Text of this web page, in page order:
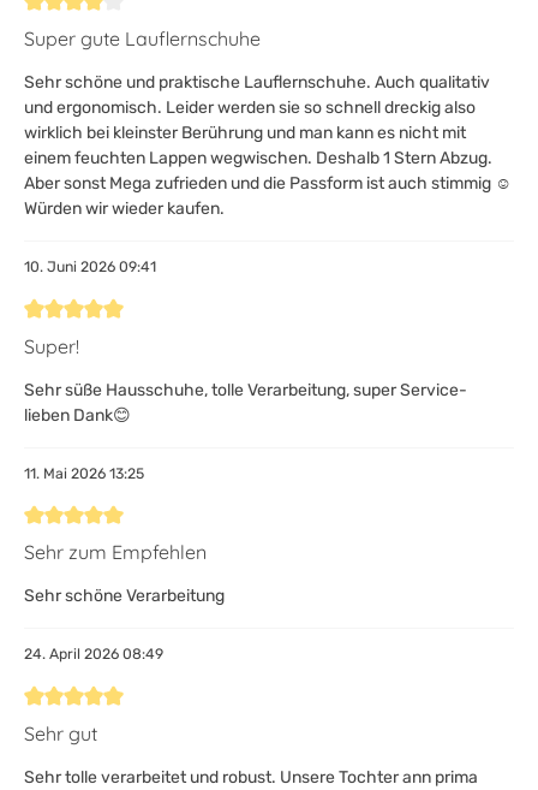
Bewertung mit 4 von 5 Sternen
Super gute Lauflernschuhe
Sehr schöne und praktische Lauflernschuhe. Auch qualitativ
und ergonomisch. Leider werden sie so schnell dreckig also
wirklich bei kleinster Berührung und man kann es nicht mit
einem feuchten Lappen wegwischen. Deshalb 1 Stern Abzug.
Aber sonst Mega zufrieden und die Passform ist auch stimmig ☺️
Würden wir wieder kaufen.
10. Juni 2026 09:41
Bewertung mit 5 von 5 Sternen
Super!
Sehr süße Hausschuhe, tolle Verarbeitung, super Service-
lieben Dank😊
11. Mai 2026 13:25
Bewertung mit 5 von 5 Sternen
Sehr zum Empfehlen
Sehr schöne Verarbeitung
24. April 2026 08:49
Bewertung mit 5 von 5 Sternen
Sehr gut
Sehr tolle verarbeitet und robust. Unsere Tochter ann prima